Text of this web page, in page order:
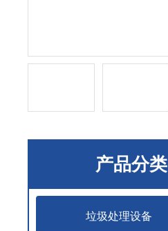
产品分类
垃圾处理设备